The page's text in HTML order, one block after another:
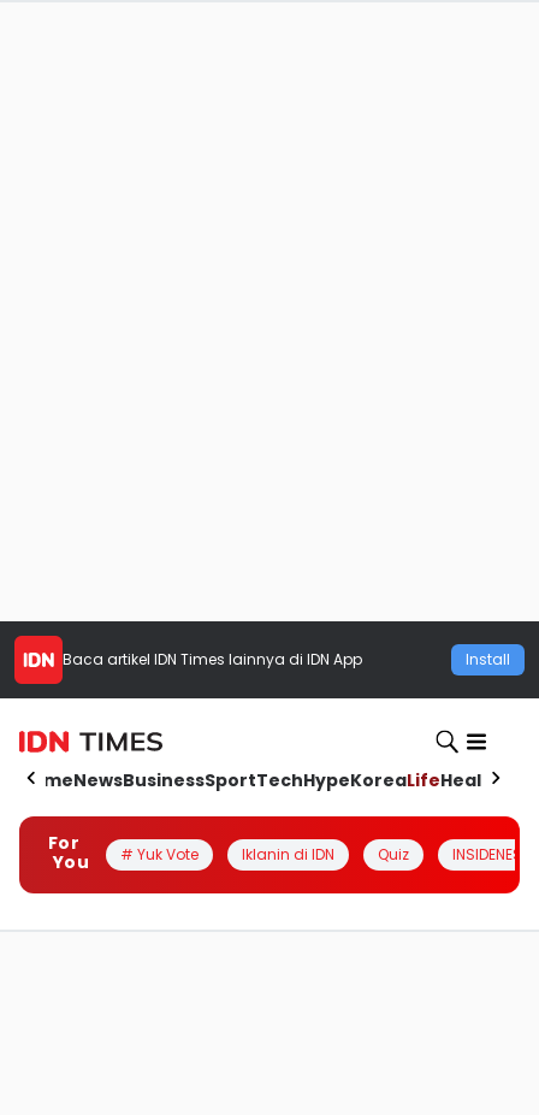
Baca artikel IDN Times lainnya di IDN App Install
HomeNewsBusinessSportTechHypeKoreaLifeHealth
For
You
# Yuk Vote Iklanin di IDN Quiz INSIDENESIA